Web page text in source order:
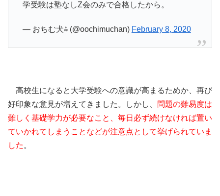
学受験は塾なしZ会のみで合格したから。
— おちむ犬⁂ (@oochimuchan) February 8, 2020
高校生になると大学受験への意識が高まるためか、再び
好印象な意見が増えてきました。しかし、
問題の難易度は
難しく基礎学力が必要なこと、毎日必ず続けなければ置い
ていかれてしまうことなどが注意点として挙げられていま
した 。